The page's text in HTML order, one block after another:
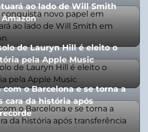
ao lado de Will Smith
de Lauryn Hill é eleito o
pela Apple Music
com o Barcelona e se torna a
cara da história após